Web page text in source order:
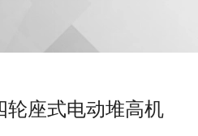
轮座式电动堆高机